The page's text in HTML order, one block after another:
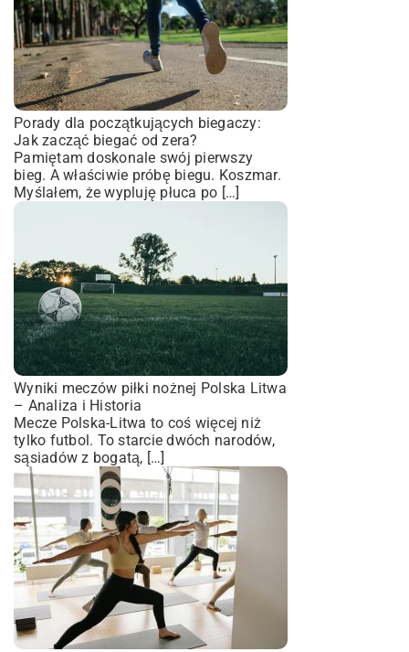
Porady dla początkujących biegaczy:
Jak zacząć biegać od zera?
Pamiętam doskonale swój pierwszy
bieg. A właściwie próbę biegu. Koszmar.
Myślałem, że wypluję płuca po […]
Wyniki meczów piłki nożnej Polska Litwa
– Analiza i Historia
Mecze Polska-Litwa to coś więcej niż
tylko futbol. To starcie dwóch narodów,
sąsiadów z bogatą, […]